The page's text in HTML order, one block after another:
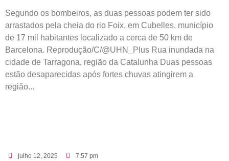
Segundo os bombeiros, as duas pessoas podem ter sido
arrastados pela cheia do rio Foix, em Cubelles, município
de 17 mil habitantes localizado a cerca de 50 km de
Barcelona. Reprodução/C/@UHN_Plus Rua inundada na
cidade de Tarragona, região da Catalunha Duas pessoas
estão desaparecidas após fortes chuvas atingirem a
região...
julho 12, 2025 7:57 pm